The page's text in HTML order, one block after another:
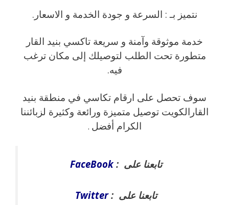
نتميز بـ : السرعة و جودة الخدمة و الاسعار.
خدمة موثوقة وآمنة و سريعة تاكسي بنيد القار
متطورة تحت الطلب لتوصيلك إلى مكان ترغب
فيه.
سوف تحصل على ارقام تكاسي في منطقة بنيد
القارالكويت توصيل متميزة ورائعة وكثيرة لزبائننا
الكرام أفضل .
تابعنا على :FaceBook
تابعنا على :Twitter